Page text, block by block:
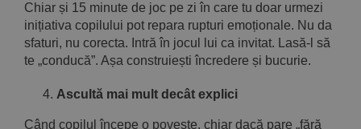
Chiar și 15 minute de joc pe zi în care tu doar urmezi
inițiativa copilului pot repara rupturi emoționale. Nu da
sfaturi, nu corecta. Intră în jocul lui ca invitat. Lasă-l să
te „conducă”. Așa construiești încredere și bucurie.
Ascultă mai mult decât explici
Când copilul începe o poveste, chiar dacă pare „fără